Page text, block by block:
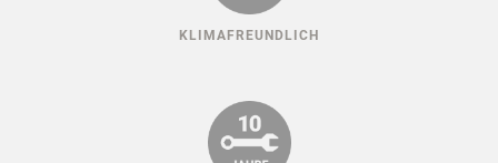
KLIMAFREUNDLICH